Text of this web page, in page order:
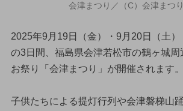
会津まつり／（C）会津まつ
2025年9月19日（金）・9月20日（土）
の3日間、福島県会津若松市の鶴ヶ城
お祭り「会津まつり」が開催されます。
子供たちによる提灯行列や会津磐梯山